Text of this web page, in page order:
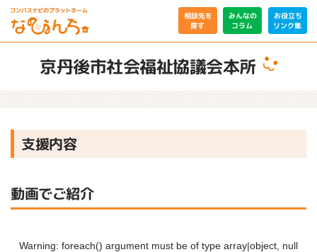
相談先を
探す
みんなの
コラム
お役立ち
リンク集
京丹後市社会福祉協議会本所
支援内容
動画でご紹介
Warning: foreach() argument must be of type array|object, null